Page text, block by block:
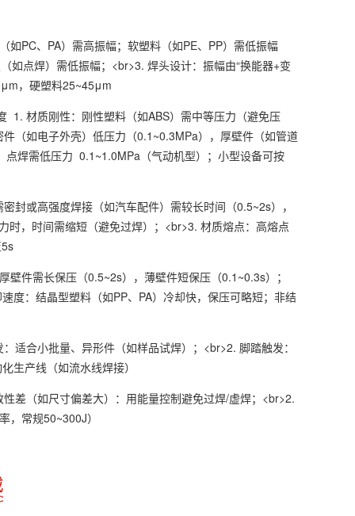
、PA）需高振幅；软塑料（如PE、PP）需低振幅
如点焊）需低振幅；<br>3. 焊头设计：振幅由“换能器+变
，硬塑料25~45μm
材质刚性：刚性塑料（如ABS）需中等压力（避免压
（如电子外壳）低压力（0.1~0.3MPa），厚壁件（如管道
焊需低压力 0.1~1.0MPa（气动机型）；小型设备可按
高强度焊接（如汽车配件）需较长时间（0.5~2s），
，时间需缩短（避免过焊）；<br>3. 材质熔点：高熔点
可至5s
件需长保压（0.5~2s），薄壁件短保压（0.1~0.3s）；
：结晶型塑料（如PP、PA）冷却快，保压可略短；非结
合小批量、异形件（如样品试焊）；<br>2. 脚踏触发：
合大批量自动化生产线（如流水线焊接）
（如尺寸偏差大）：用能量控制避免过焊/虚焊；<br>2.
率，常规50~300J）